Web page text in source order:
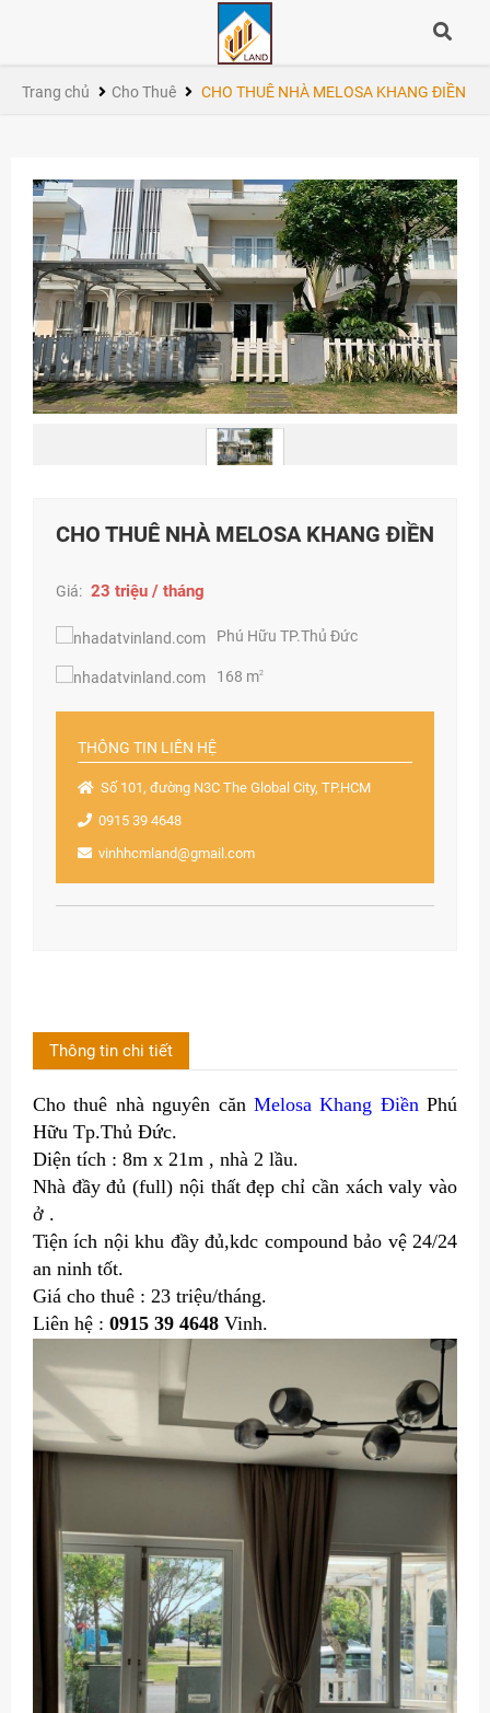
Trang chủ Cho Thuê CHO THUÊ NHÀ MELOSA KHANG ĐIỀN
CHO THUÊ NHÀ MELOSA KHANG ĐIỀN
Giá: 23 triệu / tháng
Phú Hữu TP.Thủ Đức
168 m2
THÔNG TIN LIÊN HỆ
Số 101, đường N3C The Global City, TP.HCM
0915 39 4648
vinhhcmland@gmail.com
Thông tin chi tiết
Cho thuê nhà nguyên căn Melosa Khang Điền Phú
Hữu Tp.Thủ Đức.
Diện tích : 8m x 21m , nhà 2 lầu.
Nhà đầy đủ (full) nội thất đẹp chỉ cần xách valy vào
ở .
Tiện ích nội khu đầy đủ,kdc compound bảo vệ 24/24
an ninh tốt.
Giá cho thuê : 23 triệu/tháng.
Liên hệ : 0915 39 4648 Vinh.